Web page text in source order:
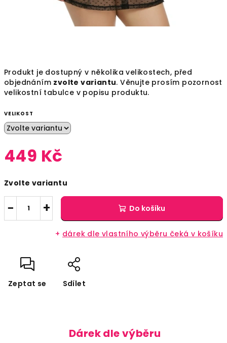
Produkt je dostupný v několika velikostech, před
objednáním zvolte variantu. Věnujte prosím pozornost
velikostní tabulce v popisu produktu.
VELIKOST
449 Kč
cena:
Zvolte variantu
+
− Do košíku
+ dárek dle vlastního výběru čeká v košíku
Zeptat se Sdílet
Dárek dle výběru